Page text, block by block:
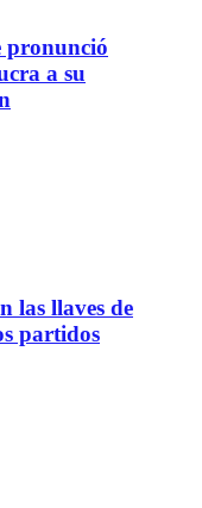
pronunció
a su
las llaves de
partidos